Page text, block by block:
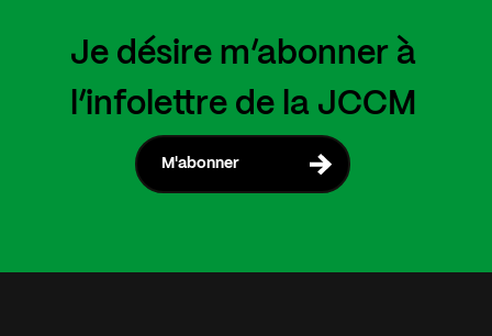
Je désire m’abonner à
l’infolettre de la JCCM
M'abonner